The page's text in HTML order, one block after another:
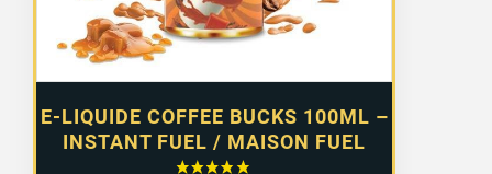
E-LIQUIDE COFFEE BUCKS 100ML –
INSTANT FUEL / MAISON FUEL